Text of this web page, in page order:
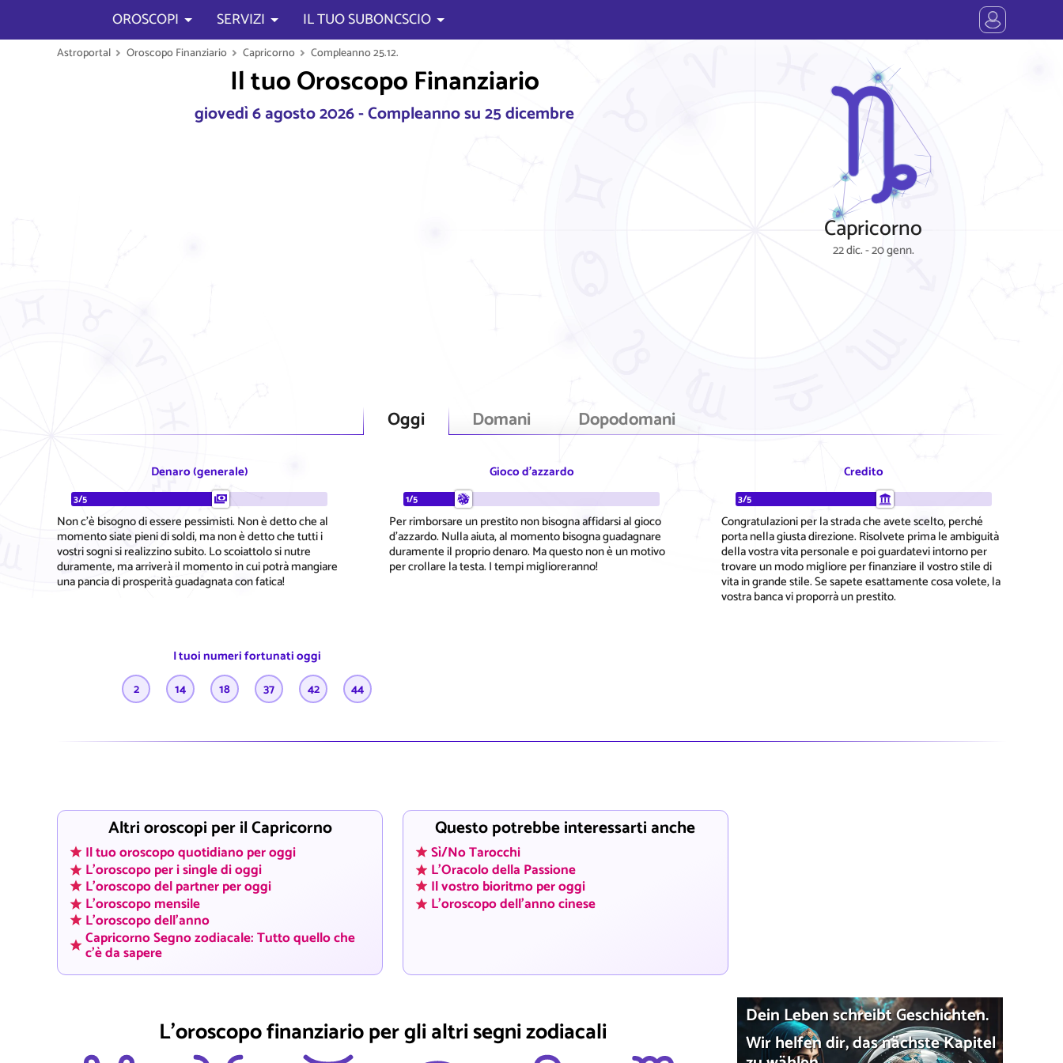
OROSCOPI SERVIZI IL TUO SUBONCSCIO
Astroportal Oroscopo Finanziario Capricorno Compleanno 25.12.
Il tuo Oroscopo Finanziario
giovedì 6 agosto 2026 - Compleanno su 25 dicembre
Capricorno
22 dic. - 20 genn.
Oggi Domani Dopodomani
Denaro (generale)
3/5
Non c'è bisogno di essere pessimisti. Non è detto che al
momento siate pieni di soldi, ma non è detto che tutti i
vostri sogni si realizzino subito. Lo scoiattolo si nutre
duramente, ma arriverà il momento in cui potrà mangiare
una pancia di prosperità guadagnata con fatica!
Gioco d'azzardo
1/5
Per rimborsare un prestito non bisogna affidarsi al gioco
d'azzardo. Nulla aiuta, al momento bisogna guadagnare
duramente il proprio denaro. Ma questo non è un motivo
per crollare la testa. I tempi miglioreranno!
Credito
3/5
Congratulazioni per la strada che avete scelto, perché
porta nella giusta direzione. Risolvete prima le ambiguità
della vostra vita personale e poi guardatevi intorno per
trovare un modo migliore per finanziare il vostro stile di
vita in grande stile. Se sapete esattamente cosa volete, la
vostra banca vi proporrà un prestito.
I tuoi numeri fortunati oggi
2
14 18 37 42 44
Altri oroscopi per il Capricorno
Il tuo oroscopo quotidiano per oggi
L'oroscopo per i single di oggi
L'oroscopo del partner per oggi
L'oroscopo mensile
L'oroscopo dell'anno
Capricorno Segno zodiacale: Tutto quello che
c'è da sapere
Questo potrebbe interessarti anche
Sì/No Tarocchi
L'Oracolo della Passione
Il vostro bioritmo per oggi
L'oroscopo dell'anno cinese
L'oroscopo finanziario per gli altri segni zodiacali
Dein Leben schreibt Geschichten.
Wir helfen dir, das nächste Kapitel